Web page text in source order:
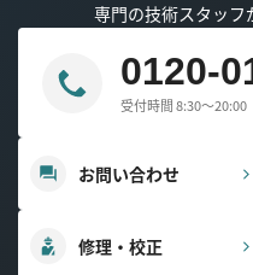
専門の技術スタッフ
0120-
受付時間 8:30～20:00
お問い合わせ
修理・校正